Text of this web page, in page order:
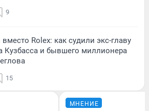
9
Rolex: как судили экс-главу
Кузбасса и бывшего миллионера
15
МНЕНИЕ